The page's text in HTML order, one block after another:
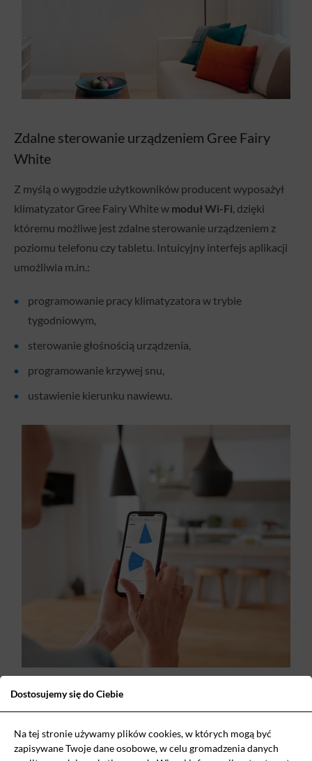
Zdalne sterowanie urządzeniem Gree Fairy
White
Z myślą o wygodzie użytkowników producent wyposażył
klimatyzator Gree Fairy White w moduł Wi-Fi, dzięki
któremu możliwe jest zdalne sterowanie urządzeniem z
poziomu telefonu czy tabletu. Intuicyjny interfejs aplikacji
umożliwia m.in.:
programowanie pracy klimatyzatora w trybie
tygodniowym,
sterowanie głośnością urządzenia,
programowanie krzywej snu,
ustawienie kierunku nawiewu.
Pozostałe funkcje w klimatyzatorach Gree Fairy
White
Dostosujemy się do Ciebie
Na tej stronie używamy plików cookies, w których mogą być
zapisywane Twoje dane osobowe, w celu gromadzenia danych